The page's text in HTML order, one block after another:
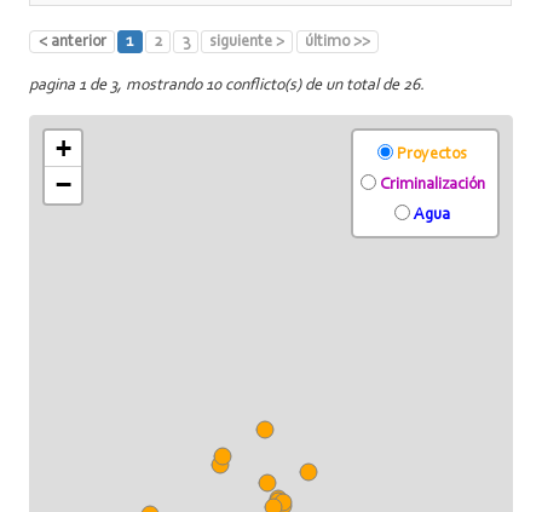
< anterior 1 2 3 siguiente > último >>
pagina 1 de 3, mostrando 10 conflicto(s) de un total de 26.
+
−
Proyectos
Criminalización
Agua